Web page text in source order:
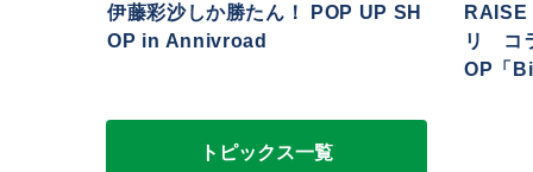
伊藤彩沙しか勝たん！ POP UP SH
OP in Annivroad
RAISE
リ コ
OP「
トピックス一覧